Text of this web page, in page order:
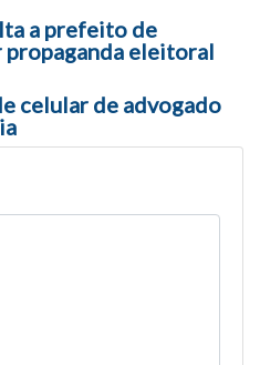
posts
a prefeito de
propaganda eleitoral
celular de advogado